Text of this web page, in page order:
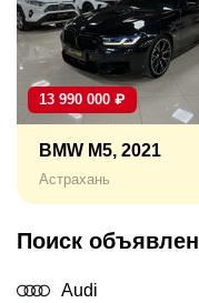
13 990 000 ₽
BMW M5, 2021
Астрахань
Поиск
Audi